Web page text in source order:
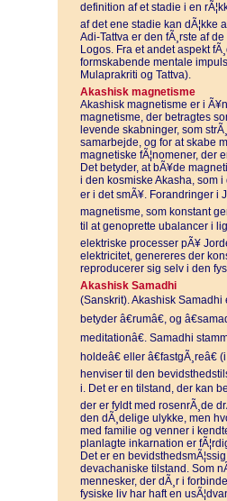
definition af et stadie i en
af det ene stadie kan dÃ¦kke
Adi-Tattva er den fÃ¸rste af
Logos. Fra et andet aspekt
formskabende mentale
Mulaprakriti og Tattva).
Akashisk magnetisme
Akashisk magnetisme er i
magnetisme, der betragtes
levende skabninger, som
samarbejde, og for at skabe
magnetiske fÃ¦nomener, der
Det betyder, at bÃ¥de
i den kosmiske Akasha, som
er i det smÃ¥. Forandringer i
magnetisme, som konstant
til at genoprette ubalancer i
elektriske processer pÃ¥
elektricitet, genereres der
reproducerer sig selv i den
Akashisk Samadhi
(Sanskrit). Akashisk Samadhi
betyder â€rumâ€, og
meditationâ€. Samadhi
holdeâ€ eller
henviser til den
i. Det er en tilstand, der kan
der er fyldt med rosenrÃ¸de
den dÃ¸delige ulykke, men
med familie og venner i
planlagte inkarnation er
Det er en
devachaniske tilstand. Som
mennesker, der dÃ¸r i
fysiske liv har haft en